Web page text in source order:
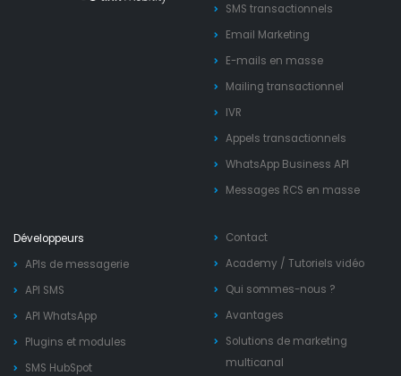
SMS transactionnels
Email Marketing
E-mails en masse
Mailing transactionnel
IVR
Appels transactionnels
WhatsApp Business API
Messages RCS en masse
Développeurs
APIs de messagerie
API SMS
API WhatsApp
Plugins et modules
SMS HubSpot
Contact
Academy / Tutoriels vidéo
Qui sommes-nous ?
Avantages
Solutions de marketing
multicanal